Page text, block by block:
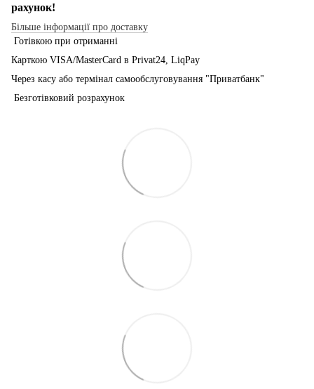
рахунок!
Більше інформації про доставку
Готівкою при отриманні
Карткою VISA/MasterCard в Рrivat24, LiqPay
Через касу або термінал самообслуговування "Приватбанк"
Безготівковий розрахунок